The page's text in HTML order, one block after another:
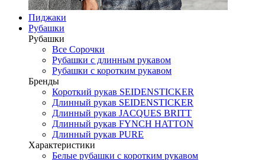
Пиджаки
Рубашки
Рубашки
Все Сорочки
Рубашки с длинным рукавом
Рубашки с коротким рукавом
Бренды
Короткий рукав SEIDENSTICKER
Длинный рукав SEIDENSTICKER
Длинный рукав JAСQUES BRITT
Длинный рукав FYNCH HATTON
Длинный рукав PURE
Характеристики
Белые рубашки с коротким рукавом